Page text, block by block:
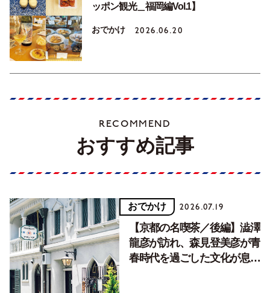
ッポン観光＿福岡編Vol.1】
おでかけ 2026.06.20
RECOMMEND
おすすめ記事
おでかけ 2026.07.19
【京都の名喫茶／後編】澁澤
龍彦が訪れ、森見登美彦が青
春時代を過ごした文化が息づ